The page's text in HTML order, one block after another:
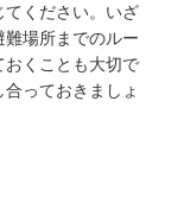
てください。いざ
場所までのルー
おくことも大切で
っておきましょ